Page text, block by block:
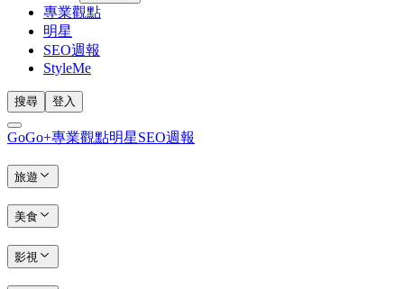
專業觀點
明星
SEO週報
StyleMe
搜尋 登入
GoGo+專業觀點明星SEO週報
旅遊
美食
影視